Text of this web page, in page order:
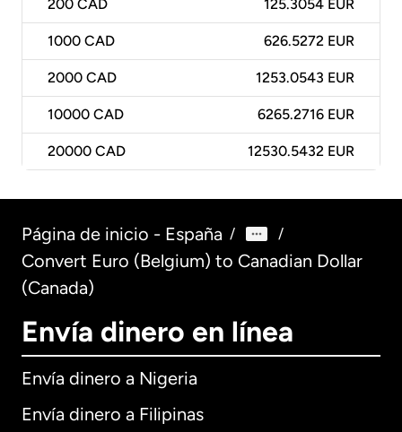
200 CAD 125.3054 EUR
1000 CAD 626.5272 EUR
2000 CAD 1253.0543 EUR
10000 CAD 6265.2716 EUR
20000 CAD 12530.5432 EUR
Página de inicio - España / /
Convert Euro (Belgium) to Canadian Dollar
(Canada)
Envía dinero en línea
Envía dinero a Nigeria
Envía dinero a Filipinas